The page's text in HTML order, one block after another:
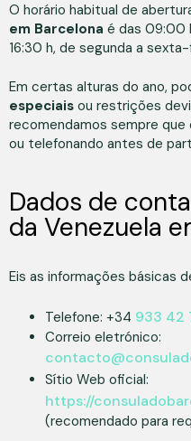
O horário habitual de
em Barcelona é das 09:00
16:30 h, de segunda a
Em certas alturas do ano,
especiais ou restrições
recomendamos sempre
ou telefonando antes de
Dados de
da Venezuela
Eis as informações básicas
Telefone: +34 933 42
Correio eletrónico:
Sítio Web oficial:
https://
(recomendado para